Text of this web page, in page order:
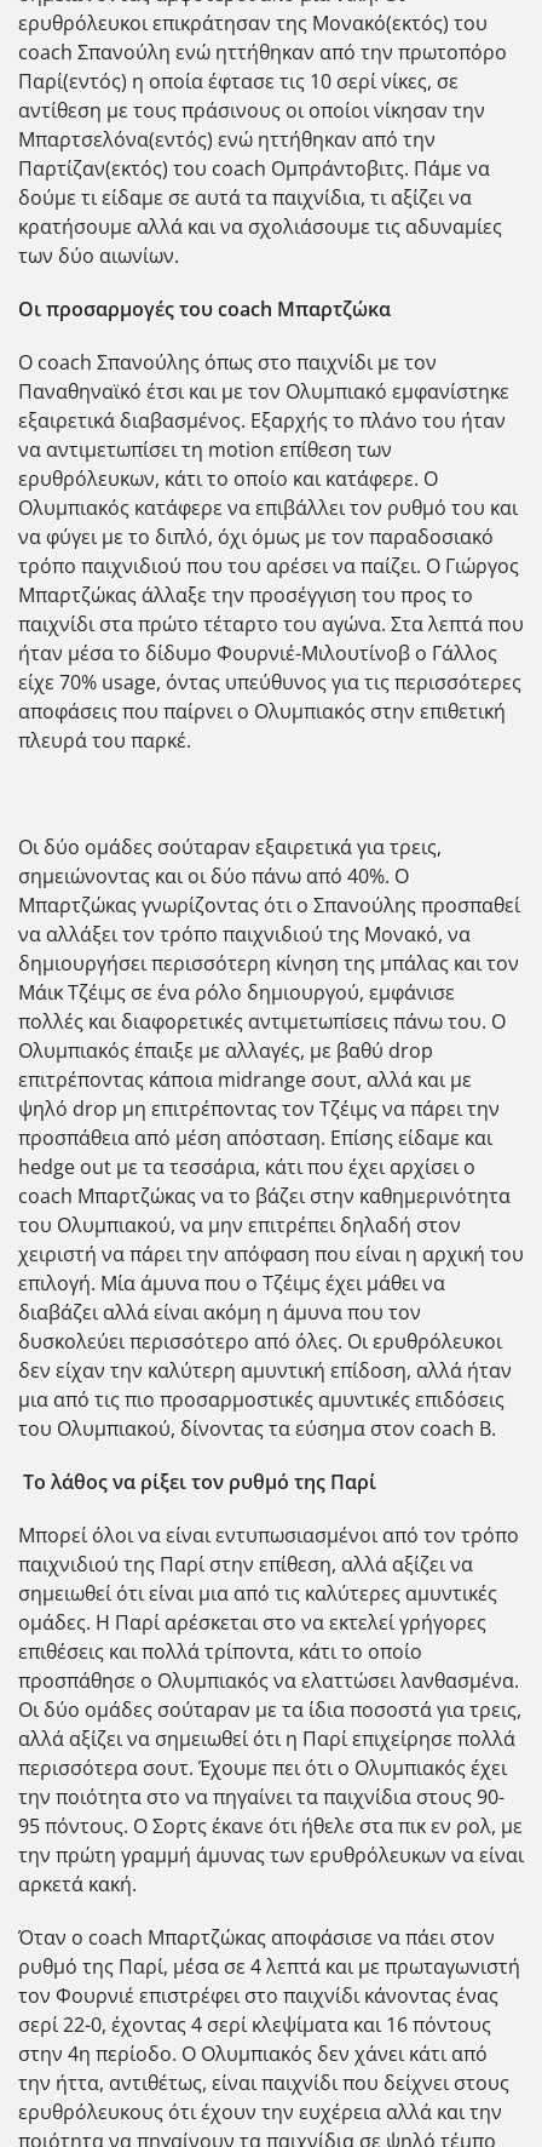
ερυθρόλευκοι επικράτησαν της Μονακό(εκτός) του
coach Σπανούλη ενώ ηττήθηκαν από την πρωτοπόρο
Παρί(εντός) η οποία έφτασε τις 10 σερί νίκες, σε
αντίθεση με τους πράσινους οι οποίοι νίκησαν την
Μπαρτσελόνα(εντός) ενώ ηττήθηκαν από την
Παρτίζαν(εκτός) του coach Ομπράντοβιτς. Πάμε να
δούμε τι είδαμε σε αυτά τα παιχνίδια, τι αξίζει να
κρατήσουμε αλλά και να σχολιάσουμε τις αδυναμίες
των δύο αιωνίων.
Οι προσαρμογές του coach Μπαρτζώκα
Ο coach Σπανούλης όπως στο παιχνίδι με τον
Παναθηναϊκό έτσι και με τον Ολυμπιακό εμφανίστηκε
εξαιρετικά διαβασμένος. Εξαρχής το πλάνο του ήταν
να αντιμετωπίσει τη motion επίθεση των
ερυθρόλευκων, κάτι το οποίο και κατάφερε. Ο
Ολυμπιακός κατάφερε να επιβάλλει τον ρυθμό του και
να φύγει με το διπλό, όχι όμως με τον παραδοσιακό
τρόπο παιχνιδιού που του αρέσει να παίζει. Ο Γιώργος
Μπαρτζώκας άλλαξε την προσέγγιση του προς το
παιχνίδι στα πρώτο τέταρτο του αγώνα. Στα λεπτά που
ήταν μέσα το δίδυμο Φουρνιέ-Μιλουτίνοβ ο Γάλλος
είχε 70% usage, όντας υπεύθυνος για τις περισσότερες
αποφάσεις που παίρνει ο Ολυμπιακός στην επιθετική
πλευρά του παρκέ.
Οι δύο ομάδες σούταραν εξαιρετικά για τρεις,
σημειώνοντας και οι δύο πάνω από 40%. Ο
Μπαρτζώκας γνωρίζοντας ότι ο Σπανούλης προσπαθεί
να αλλάξει τον τρόπο παιχνιδιού της Μονακό, να
δημιουργήσει περισσότερη κίνηση της μπάλας και τον
Μάικ Τζέιμς σε ένα ρόλο δημιουργού, εμφάνισε
πολλές και διαφορετικές αντιμετωπίσεις πάνω του. Ο
Ολυμπιακός έπαιξε με αλλαγές, με βαθύ drop
επιτρέποντας κάποια midrange σουτ, αλλά και με
ψηλό drop μη επιτρέποντας τον Τζέιμς να πάρει την
προσπάθεια από μέση απόσταση. Επίσης είδαμε και
hedge out με τα τεσσάρια, κάτι που έχει αρχίσει ο
coach Μπαρτζώκας να το βάζει στην καθημερινότητα
του Ολυμπιακού, να μην επιτρέπει δηλαδή στον
χειριστή να πάρει την απόφαση που είναι η αρχική του
επιλογή. Μία άμυνα που ο Τζέιμς έχει μάθει να
διαβάζει αλλά είναι ακόμη η άμυνα που τον
δυσκολεύει περισσότερο από όλες. Οι ερυθρόλευκοι
δεν είχαν την καλύτερη αμυντική επίδοση, αλλά ήταν
μια από τις πιο προσαρμοστικές αμυντικές επιδόσεις
του Ολυμπιακού, δίνοντας τα εύσημα στον coach B.
Το λάθος να ρίξει τον ρυθμό της Παρί
Μπορεί όλοι να είναι εντυπωσιασμένοι από τον τρόπο
παιχνιδιού της Παρί στην επίθεση, αλλά αξίζει να
σημειωθεί ότι είναι μια από τις καλύτερες αμυντικές
ομάδες. Η Παρί αρέσκεται στο να εκτελεί γρήγορες
επιθέσεις και πολλά τρίποντα, κάτι το οποίο
προσπάθησε ο Ολυμπιακός να ελαττώσει λανθασμένα.
Οι δύο ομάδες σούταραν με τα ίδια ποσοστά για τρεις,
αλλά αξίζει να σημειωθεί ότι η Παρί επιχείρησε πολλά
περισσότερα σουτ. Έχουμε πει ότι ο Ολυμπιακός έχει
την ποιότητα στο να πηγαίνει τα παιχνίδια στους 90-
95 πόντους. O Σορτς έκανε ότι ήθελε στα πικ εν ρολ, με
την πρώτη γραμμή άμυνας των ερυθρόλευκων να είναι
αρκετά κακή.
Όταν ο coach Μπαρτζώκας αποφάσισε να πάει στον
ρυθμό της Παρί, μέσα σε 4 λεπτά και με πρωταγωνιστή
τον Φουρνιέ επιστρέφει στο παιχνίδι κάνοντας ένας
σερί 22-0, έχοντας 4 σερί κλεψίματα και 16 πόντους
στην 4η περίοδο. Ο Ολυμπιακός δεν χάνει κάτι από
την ήττα, αντιθέτως, είναι παιχνίδι που δείχνει στους
ερυθρόλευκους ότι έχουν την ευχέρεια αλλά και την
ποιότητα να πηγαίνουν τα παιχνίδια σε ψηλό τέμπο